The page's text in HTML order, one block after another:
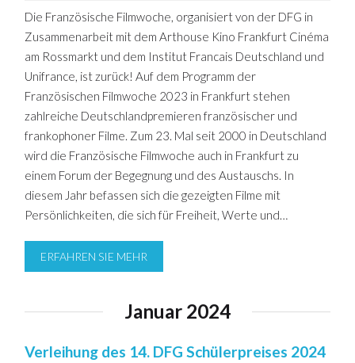
Die Französische Filmwoche, organisiert von der DFG in
Zusammenarbeit mit dem Arthouse Kino Frankfurt Cinéma
am Rossmarkt und dem Institut Francais Deutschland und
Unifrance, ist zurück! Auf dem Programm der
Französischen Filmwoche 2023 in Frankfurt stehen
zahlreiche Deutschlandpremieren französischer und
frankophoner Filme. Zum 23. Mal seit 2000 in Deutschland
wird die Französische Filmwoche auch in Frankfurt zu
einem Forum der Begegnung und des Austauschs. In
diesem Jahr befassen sich die gezeigten Filme mit
Persönlichkeiten, die sich für Freiheit, Werte und…
ERFAHREN SIE MEHR
Januar 2024
Verleihung des 14. DFG Schülerpreises 2024